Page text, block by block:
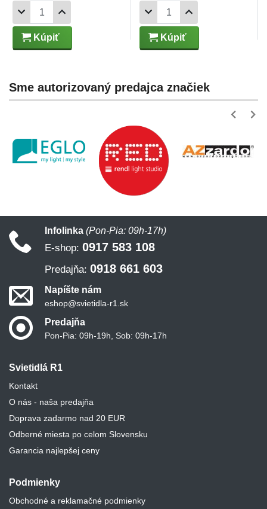
Kúpiť Kúpiť
Sme autorizovaný predajca značiek
Svietidlá R1
Kontakt
O nás - naša predajňa
Doprava zadarmo nad 20 EUR
Odberné miesta po celom Slovensku
Garancia najlepšej ceny
Podmienky
Obchodné a reklamačné podmienky
Infolinka (Pon-Pia: 09h-17h)
E-shop: 0917 583 108
Predajňa: 0918 661 603
Napíšte nám
eshop@svietidla-r1.sk
Predajňa
Pon-Pia: 09h-19h, Sob: 09h-17h